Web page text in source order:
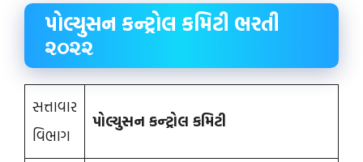
પોલ્યુસન કન્ટ્રોલ કમિટી ભરતી
૨૦૨૨
સત્તાવાર
વિભાગ
પોલ્યુસન કન્ટ્રોલ કમિટી